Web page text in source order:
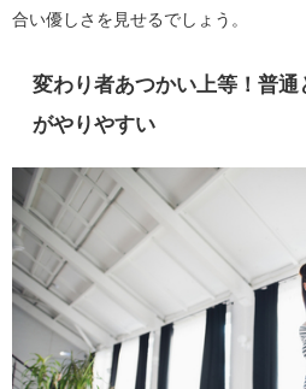
合い優しさを見せるでしょう。
変わり者あつかい上等！普
がやりやすい